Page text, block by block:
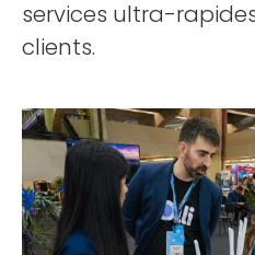
services ultra-
clients.